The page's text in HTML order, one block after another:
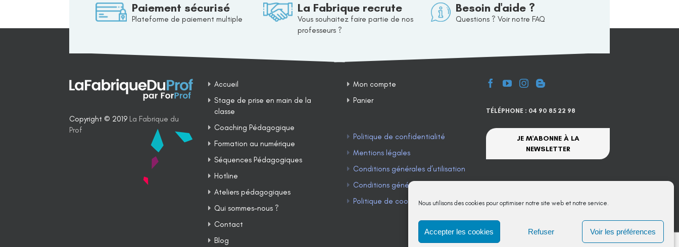
Nous utilisons des cookies pour optimiser notre site web et notre service.
Accepter les cookies Refuser Voir les préférences
Paiement sécurisé
Plateforme de paiement multiple
La Fabrique recrute
Vous souhaitez faire partie de nos
professeurs ?
Besoin d'aide ?
Questions ? Voir notre FAQ
Copyright © 2019 La Fabrique du
Prof
Accueil
Stage de prise en main de la
classe
Coaching Pédagogique
Formation au numérique
Séquences Pédagogiques
Hotline
Ateliers pédagogiques
Qui sommes-nous ?
Contact
Blog
Mon compte
Panier
Politique de confidentialité
Mentions légales
Conditions générales d’utilisation
Conditions générales de vente
Politique de cookies (UE)
TÉLÉPHONE : 04 90 85 22 98
JE M'ABONNE À LA
NEWSLETTER